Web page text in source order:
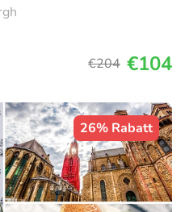
€204 €104
26% Rabatt